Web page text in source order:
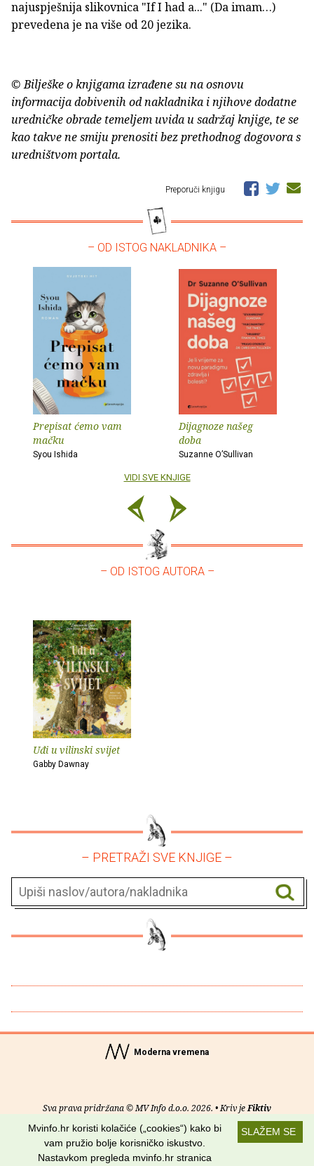
najuspješnija slikovnica "If I had a..." (Da imam…)
prevedena je na više od 20 jezika.
© Bilješke o knjigama izrađene su na osnovu
informacija dobivenih od nakladnika i njihove dodatne
uredničke obrade temeljem uvida u sadržaj knjige, te se
kao takve ne smiju prenositi bez prethodnog dogovora s
uredništvom portala.
Preporuči knjigu
– OD ISTOG NAKLADNIKA –
Prepisat ćemo vam
mačku
Syou Ishida
Dijagnoze našeg
doba
Suzanne O’Sullivan
VIDI SVE KNJIGE
– OD ISTOG AUTORA –
Uđi u vilinski svijet
Gabby Dawnay
– PRETRAŽI SVE KNJIGE –
Moderna vremena
Sva prava pridržana © MV Info d.o.o. 2026. • Kriv jeFiktiv
O nama• Pomoć• Uvjeti korištenja•RSS kanali
Potraži nas na:
SLAŽEM SE
Mvinfo.hr koristi kolačiće („cookies“) kako bi
vam pružio bolje korisničko iskustvo.
Nastavkom pregleda mvinfo.hr stranica